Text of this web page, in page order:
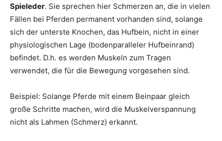
Spieleder. Sie sprechen hier Schmerzen an, die in vielen
Fällen bei Pferden permanent vorhanden sind, solange
sich der unterste Knochen, das Hufbein, nicht in einer
physiologischen Lage (bodenparalleler Hufbeinrand)
befindet. D.h. es werden Muskeln zum Tragen
verwendet, die für die Bewegung vorgesehen sind.
Beispiel: Solange Pferde mit einem Beinpaar gleich
große Schritte machen, wird die Muskelverspannung
nicht als Lahmen (Schmerz) erkannt.